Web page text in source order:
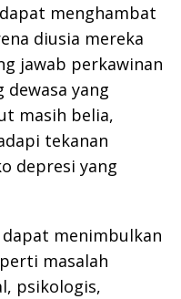
menghambat
diusia mereka
jawab perkawinan
yang
masih belia,
tekanan
depresi yang
menimbulkan
masalah
psikologis,